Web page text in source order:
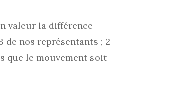
valeur la différence
de nos représentants ; 2
que le mouvement soit